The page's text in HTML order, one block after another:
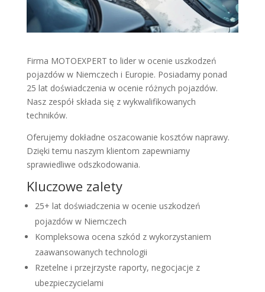
Firma MOTOEXPERT to lider w ocenie uszkodzeń
pojazdów w Niemczech i Europie. Posiadamy ponad
25 lat doświadczenia w ocenie różnych pojazdów.
Nasz zespół składa się z wykwalifikowanych
techników.
Oferujemy dokładne oszacowanie kosztów naprawy.
Dzięki temu naszym klientom zapewniamy
sprawiedliwe odszkodowania.
Kluczowe zalety
25+ lat doświadczenia w ocenie uszkodzeń
pojazdów w Niemczech
Kompleksowa ocena szkód z wykorzystaniem
zaawansowanych technologii
Rzetelne i przejrzyste raporty, negocjacje z
ubezpieczycielami